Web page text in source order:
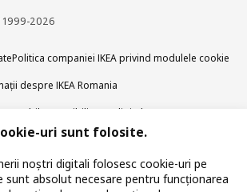
1999-2026
Politica companiei IKEA privind modulele cookie
despre IKEA Romania
Accesibilitatea digitală
uri sunt folosite.
noștri digitali folosesc cookie-uri pe
sunt absolut necesare pentru funcționarea